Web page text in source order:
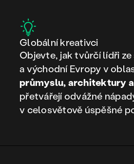
Globální kreativci
Objevte, jak tvůrčí lídři
a východní Evropy v
průmyslu, architektury
přetvářejí odvážné
v celosvětově úspěšné